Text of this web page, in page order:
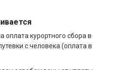
оплата курортного сбора в
с человека (оплата в